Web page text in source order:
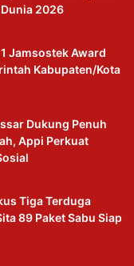
2026
Jamsostek Award
Kabupaten/Kota
Dukung Penuh
Appi Perkuat
Tiga Terduga
89 Paket Sabu Siap